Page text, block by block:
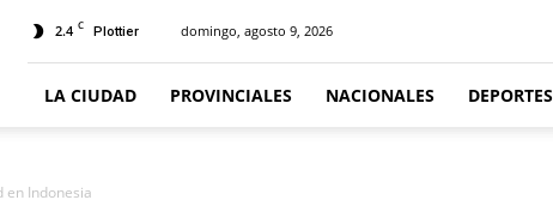
2.4 C Plottier domingo, agosto 9, 2026
LA CIUDAD PROVINCIALES NACIONALES DEPORTES
en Indonesia